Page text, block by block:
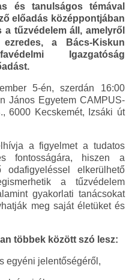
és tanulságos témával
előadás középpontjában
tűzvédelem áll, amelyről
a Bács-Kiskun
Igazgatóság
5-én, szerdán 16:00
János Egyetem CAMPUS-
6000 Kecskemét, Izsáki út
a figyelmet a tudatos
fontosságára, hiszen a
odafigyeléssel elkerülhető
a tűzvédelem
gyakorlati tanácsokat
meg saját életüket és
többek között szó lesz:
egyéni jelentőségéről,